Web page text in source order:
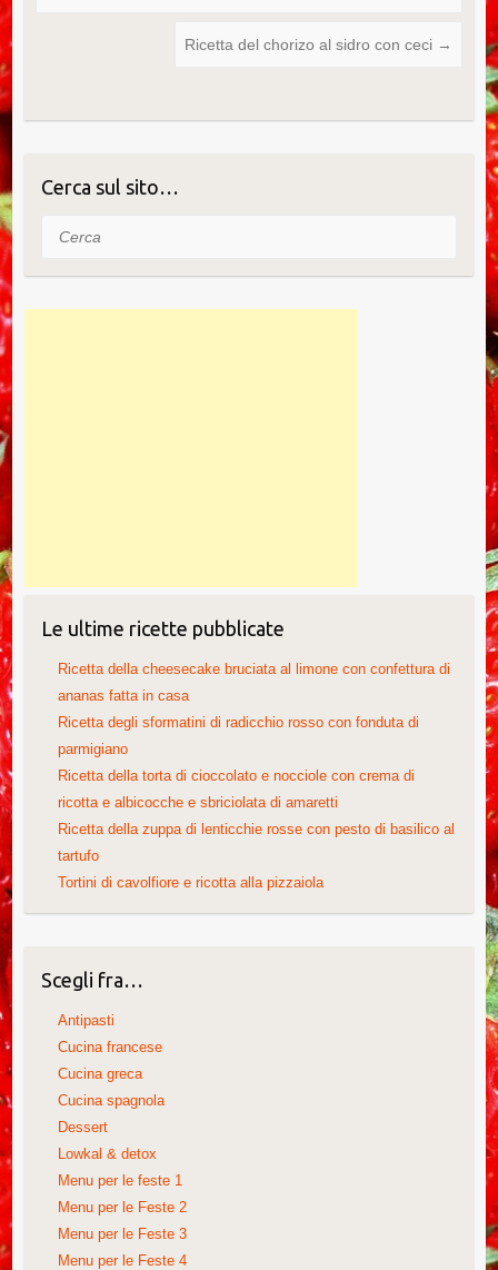
Ricetta del chorizo al sidro con ceci →
Cerca sul sito…
Cerca
Le ultime ricette pubblicate
Ricetta della cheesecake bruciata al limone con confettura di
ananas fatta in casa
Ricetta degli sformatini di radicchio rosso con fonduta di
parmigiano
Ricetta della torta di cioccolato e nocciole con crema di
ricotta e albicocche e sbriciolata di amaretti
Ricetta della zuppa di lenticchie rosse con pesto di basilico al
tartufo
Tortini di cavolfiore e ricotta alla pizzaiola
Scegli fra…
Antipasti
Cucina francese
Cucina greca
Cucina spagnola
Dessert
Lowkal & detox
Menu per le feste 1
Menu per le Feste 2
Menu per le Feste 3
Menu per le Feste 4